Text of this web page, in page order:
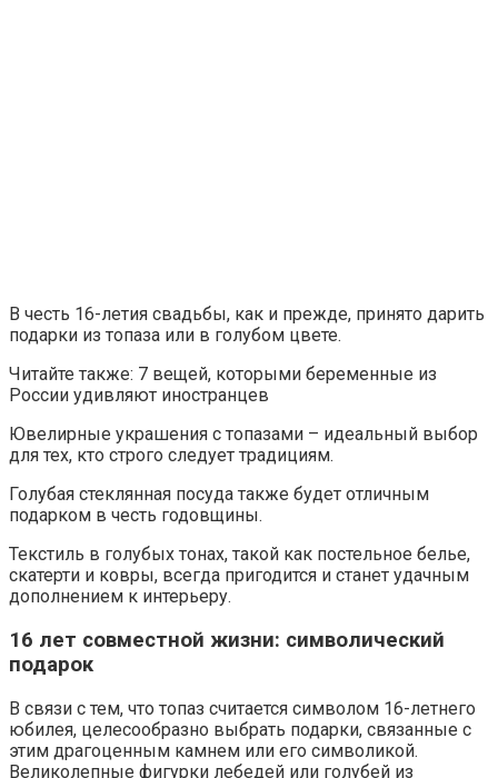
В честь 16-летия свадьбы, как и прежде, принято дарить
подарки из топаза или в голубом цвете.
Читайте также: 7 вещей, которыми беременные из
России удивляют иностранцев
Ювелирные украшения с топазами – идеальный выбор
для тех, кто строго следует традициям.
Голубая стеклянная посуда также будет отличным
подарком в честь годовщины.
Текстиль в голубых тонах, такой как постельное белье,
скатерти и ковры, всегда пригодится и станет удачным
дополнением к интерьеру.
16 лет совместной жизни: символический
подарок
В связи с тем, что топаз считается символом 16-летнего
юбилея, целесообразно выбрать подарки, связанные с
этим драгоценным камнем или его символикой.
Великолепные фигурки лебедей или голубей из